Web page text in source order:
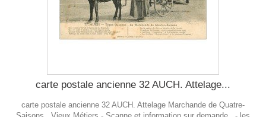
carte postale ancienne 32 AUCH. Attelage...
carte postale ancienne 32 AUCH. Attelage Marchande de Quatre-